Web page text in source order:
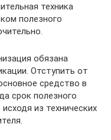
техника
полезного
обязана
Отступить от
средство в
срок полезного
из технических